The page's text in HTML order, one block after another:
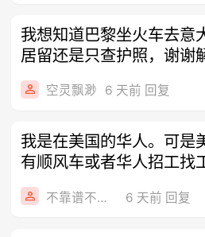
我想知道巴黎坐火车去意
居留还是只查护照，谢谢
空灵飘渺 6 天前 回复
我是在美国的华人。可是
有顺风车或者华人招工找
看法
不靠谱不要联系 6 天前 回复